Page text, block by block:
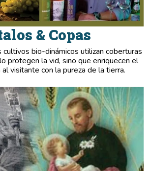
& Copas
cultivos bio-dinámicos utilizan coberturas
protegen la vid, sino que enriquecen el
visitante con la pureza de la tierra.